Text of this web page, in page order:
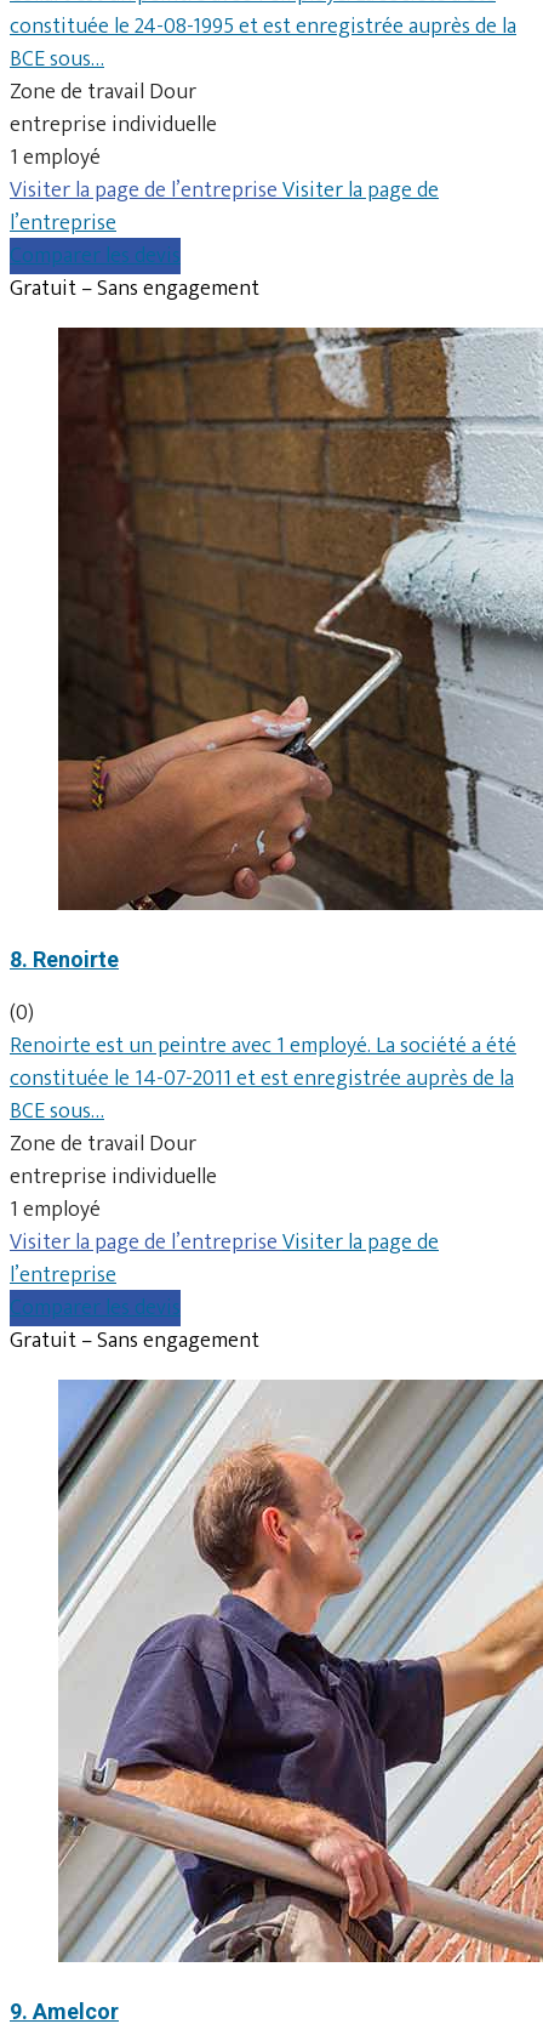
constituée le 24-08-1995 et est enregistrée auprès de la
BCE sous…
Zone de travail Dour
entreprise individuelle
1 employé
Visiter la page de l’entrepriseVisiter la page de
l’entreprise
Comparer les devis
Gratuit – Sans engagement
8. Renoirte
(0)
Renoirte est un peintre avec 1 employé. La société a été
constituée le 14-07-2011 et est enregistrée auprès de la
BCE sous…
Zone de travail Dour
entreprise individuelle
1 employé
Visiter la page de l’entrepriseVisiter la page de
l’entreprise
Comparer les devis
Gratuit – Sans engagement
9. Amelcor